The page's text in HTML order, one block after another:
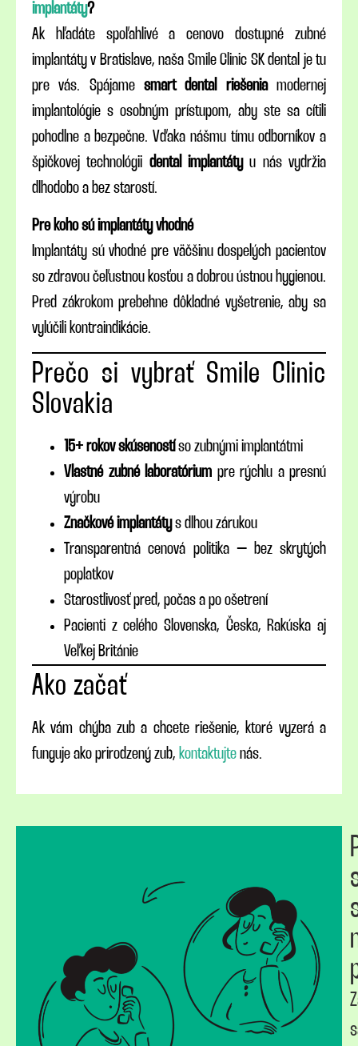
implantáty?
Ak hľadáte spoľahlivé a cenovo dostupné zubné
implantáty v Bratislave, naša Smile Clinic SK dental je tu
pre vás. Spájame smart dental riešeniamodernej
implantológie s osobným prístupom, aby ste sa cítili
pohodlne a bezpečne. Vďaka nášmu tímu odborníkov a
špičkovej technológii dental implantátyu nás vydržia
dlhodobo a bez starostí.
Pre koho sú implantáty vhodné
Implantáty sú vhodné pre väčšinu dospelých pacientov
so zdravou čeľustnou kosťou a dobrou ústnou hygienou.
Pred zákrokom prebehne dôkladné vyšetrenie, aby sa
vylúčili kontraindikácie.
Prečo si vybrať Smile Clinic
Slovakia
15+ rokov skúsenostíso zubnými implantátmi
Vlastné zubné laboratórium pre rýchlu a presnú
výrobu
Značkové implantátys dlhou zárukou
Transparentná cenová politika – bez skrytých
poplatkov
Starostlivosť pred, počas a po ošetrení
Pacienti z celého Slovenska, Česka, Rakúska aj
Veľkej Británie
Ako začať
Ak vám chýba zub a chcete riešenie, ktoré vyzerá a
funguje ako prirodzený zub, kontaktujte nás.